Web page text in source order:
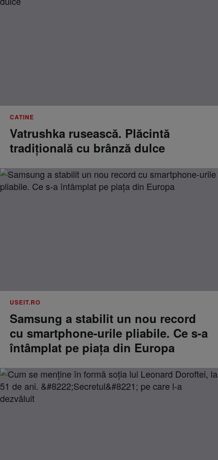
CATINE
Vatrushka rusească. Plăcintă
tradițională cu brânză dulce
USEIT.RO
Samsung a stabilit un nou record
cu smartphone-urile pliabile. Ce s-a
întâmplat pe piața din Europa